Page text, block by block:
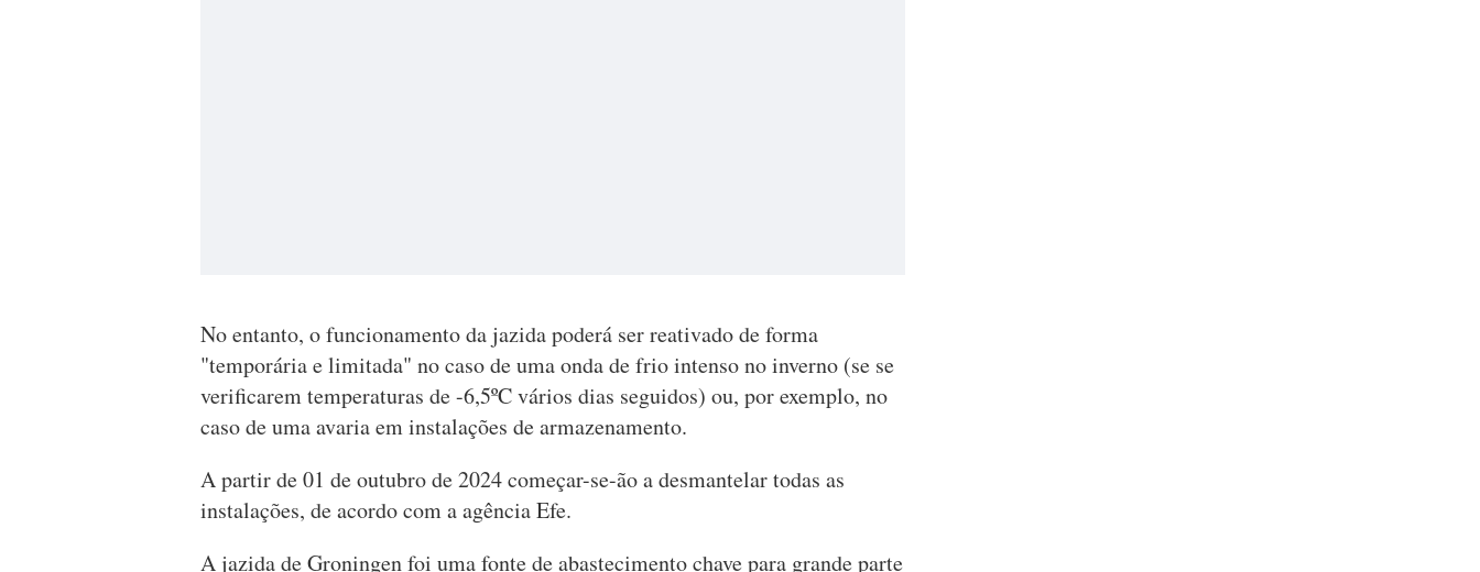
No entanto, o funcionamento da jazida poderá ser reativado de forma
"temporária e limitada" no caso de uma onda de frio intenso no inverno (se se
verificarem temperaturas de -6,5ºC vários dias seguidos) ou, por exemplo, no
caso de uma avaria em instalações de armazenamento.
A partir de 01 de outubro de 2024 começar-se-ão a desmantelar todas as
instalações, de acordo com a agência Efe.
A jazida de Groningen foi uma fonte de abastecimento chave para grande parte